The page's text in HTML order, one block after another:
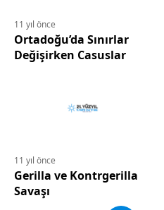
11 yıl önce
Ortadoğu’da Sınırlar
Değişirken Casuslar
11 yıl önce
Gerilla ve Kontrgerilla
Savaşı